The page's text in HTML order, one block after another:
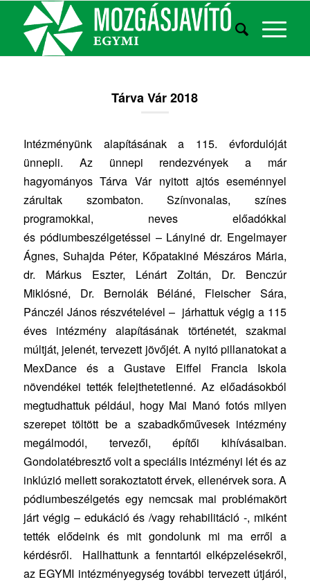
Tárva Vár 2018
Intézményünk alapításának a 115. évfordulóját
ünnepli. Az ünnepi rendezvények a már
hagyományos Tárva Vár nyitott ajtós eseménnyel
zárultak szombaton. Színvonalas, színes
programokkal, neves előadókkal
és pódiumbeszélgetéssel – Lányiné dr. Engelmayer
Ágnes, Suhajda Péter, Kőpatakiné Mészáros Mária,
dr. Márkus Eszter, Lénárt Zoltán, Dr. Benczúr
Miklósné, Dr. Bernolák Béláné, Fleischer Sára,
Pánczél János részvételével – járhattuk végig a 115
éves intézmény alapításának történetét, szakmai
múltját, jelenét, tervezett jövőjét. A nyitó pillanatokat a
MexDance és a Gustave Eiffel Francia Iskola
növendékei tették felejthetetlenné. Az előadásokból
megtudhattuk például, hogy Mai Manó fotós milyen
szerepet töltött be a szabadkőművesek intézmény
megálmodói, tervezői, építői kihívásaiban.
Gondolatébresztő volt a speciális intézményi lét és az
inklúzió mellett sorakoztatott érvek, ellenérvek sora. A
pódiumbeszélgetés egy nemcsak mai problémakört
járt végig – edukáció és /vagy rehabilitáció -, miként
tették elődeink és mit gondolunk mi ma erről a
kérdésről. Hallhattunk a fenntartói elképzelésekről,
az EGYMI intézményegység további tervezett útjáról,